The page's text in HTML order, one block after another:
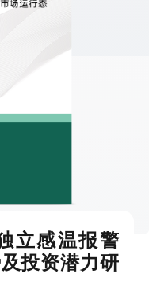
立感温报警
投资潜力研